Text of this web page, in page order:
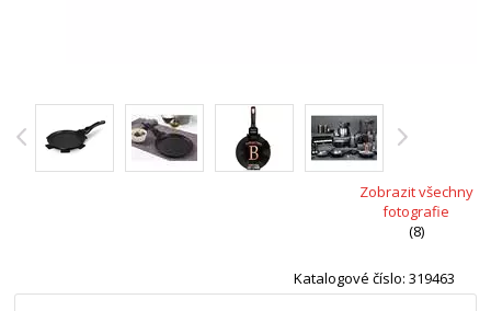
Zobrazit všechny
fotografie
(8)
Katalogové číslo: 319463